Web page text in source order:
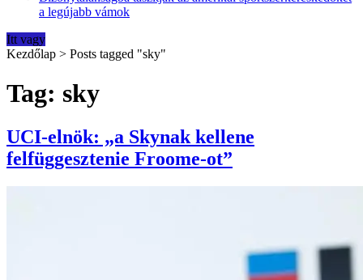
a legújabb vámok
Itt vagy
Kezdőlap > Posts tagged "sky"
Tag: sky
UCI-elnök: „a Skynak kellene
felfüggesztenie Froome-ot”